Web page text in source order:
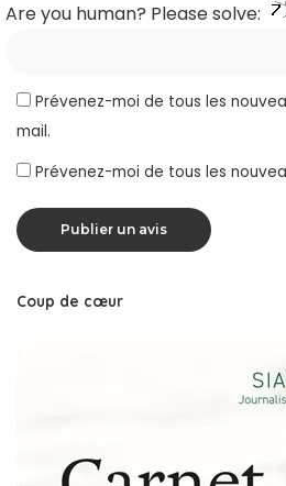
Are you human? Please solve:
Prévenez-moi de tous les
mail.
Prévenez-moi de tous les
Coup de cœur